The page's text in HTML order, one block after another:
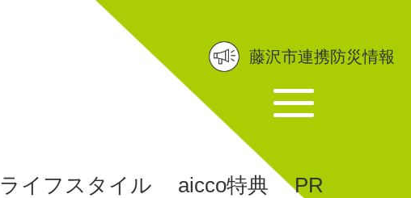
ライフスタイル aicco特典 PR
藤沢市連携防災情報